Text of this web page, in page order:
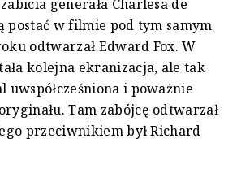
generała Charlesa de
postać w filmie pod tym samym
odtwarzał Edward Fox. W
kolejna ekranizacja, ale tak
uwspółcześniona i poważnie
Tam zabójcę odtwarzał
przeciwnikiem był Richard